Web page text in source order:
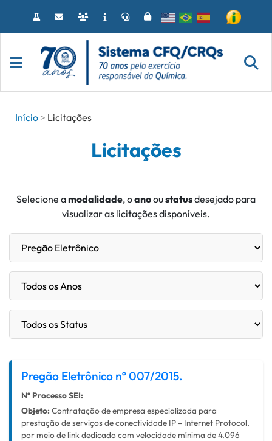
o
Início
Licitações
Licitações
Selecione amodalidade, oanooustatusdesejado para
visualizar as licitações disponíveis.
Pregão Eletrônico nº 007/2015.
Nº Processo SEI:
Objeto: Contratação de empresa especializada para
prestação de serviços de conectividade IP – Internet Protocol,
por meio de link dedicado com velocidade mínima de 4.096